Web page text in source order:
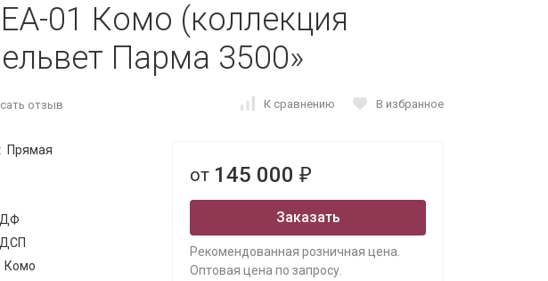
01 Комо (коллекция
Парма 3500»
отзыв К сравнению В избранное
Прямая
Комо
от 145 000 ₽
Заказать
Рекомендованная розничная цена.
Оптовая цена по запросу.